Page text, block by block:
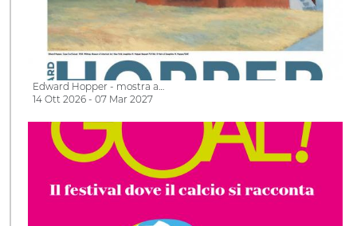
Edward Hopper - mostra a…
14 Ott 2026 - 07 Mar 2027